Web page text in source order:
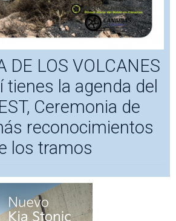
DE LOS VOLCANES
tienes la agenda del
Ceremonia de
reconocimientos
los tramos